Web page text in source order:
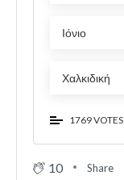
Ιόνιο
Χαλκιδική
1769 VOTES
10 Share